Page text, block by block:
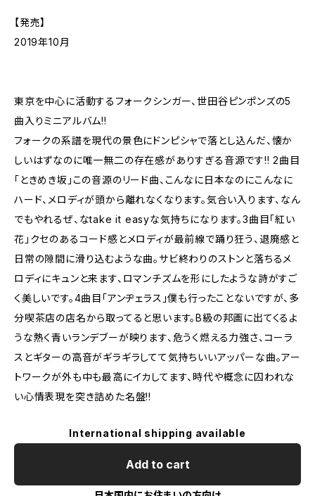
【発売】
2019年10月
東京を中心に活動するフォークシンガー、世田谷ピンポンズの5
曲入りミニアルバム!!
フォークの系譜を現代の景色にドンピシャで落とし込んだ、懐か
しいはずなのに唯一無二の存在感がありすぎる音源です!! 2曲目
「ときめき坂」この音源のリード曲、こんなに日本なのにこんなに
ハード、メロディが頭から離れなくなります。気合い入ります、なん
でもやれるぜ、なtake it easyな気持ちになります。3曲目「紅い
花」クセのあるコード感とメロディが最前線で踊り狂う、退廃感と
日常の隙間に滑り込むような曲。サビ終わりのストンと落ちるメ
ロディにキュンと来ます、ロマンチズムを形にしたような詩がすご
く美しいです。4曲目「アンヂェラス」僕も行ったことないですが、多
分喫茶店の店名から取ってると思います。B級の邦画に出てくるよ
うな熱く青いランデブーが映ります、危うく燃える力強さ、コーラ
スとギターの高音がギラギラしてて気持ちいいアッパーな曲。アー
トワークが外も中も最高にイカしてます、時代や概念に囚われな
い心情表現を突き詰めた名盤!!
International shipping available
Add to cart